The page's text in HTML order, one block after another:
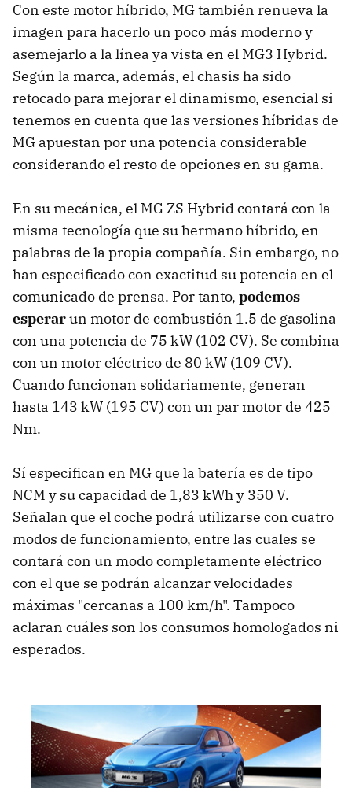
Con este motor híbrido, MG también renueva la
imagen para hacerlo un poco más moderno y
asemejarlo a la línea ya vista en el MG3 Hybrid.
Según la marca, además, el chasis ha sido
retocado para mejorar el dinamismo, esencial si
tenemos en cuenta que las versiones híbridas de
MG apuestan por una potencia considerable
considerando el resto de opciones en su gama.
En su mecánica, el MG ZS Hybrid contará con la
misma tecnología que su hermano híbrido, en
palabras de la propia compañía. Sin embargo, no
han especificado con exactitud su potencia en el
comunicado de prensa. Por tanto, podemos
esperarun motor de combustión 1.5 de gasolina
con una potencia de 75 kW (102 CV). Se combina
con un motor eléctrico de 80 kW (109 CV).
Cuando funcionan solidariamente, generan
hasta 143 kW (195 CV) con un par motor de 425
Nm.
Sí especifican en MG que la batería es de tipo
NCM y su capacidad de 1,83 kWh y 350 V.
Señalan que el coche podrá utilizarse con cuatro
modos de funcionamiento, entre las cuales se
contará con un modo completamente eléctrico
con el que se podrán alcanzar velocidades
máximas "cercanas a 100 km/h". Tampoco
aclaran cuáles son los consumos homologados ni
esperados.